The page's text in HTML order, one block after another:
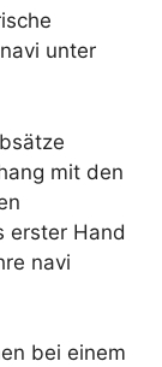
unter
mit den
erster Hand
navi
bei einem